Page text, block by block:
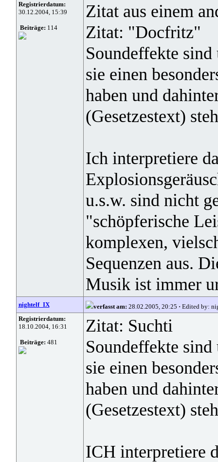
Registrierdatum:
30.12.2004, 15:39
Beiträge: 114
Zitat aus einem
Zitat: "Docfritz"
Soundeffekte
sie einen
haben und
(Gesetzestext)
Ich interpretiere
u.s.w. sind nicht
"schöpferische
komplexen,
Sequenzen aus.
Musik ist immer
nightelf_IX verfasst am: 28.02.2005, 20:25 · Edited by:
Registrierdatum:
18.10.2004, 16:31
Beiträge: 481
Zitat: Suchti
Soundeffekte
sie einen
haben und
(Gesetzestext)
ICH interpretiere